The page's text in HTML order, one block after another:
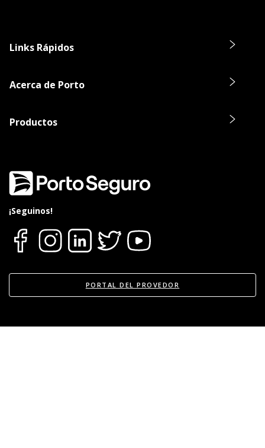
Links Rápidos
Acerca de Porto
Productos
¡Seguinos!
PORTAL DEL PROVEDOR